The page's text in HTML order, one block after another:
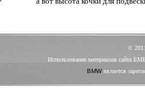
©
Использование материалов сайта
BMWявляется